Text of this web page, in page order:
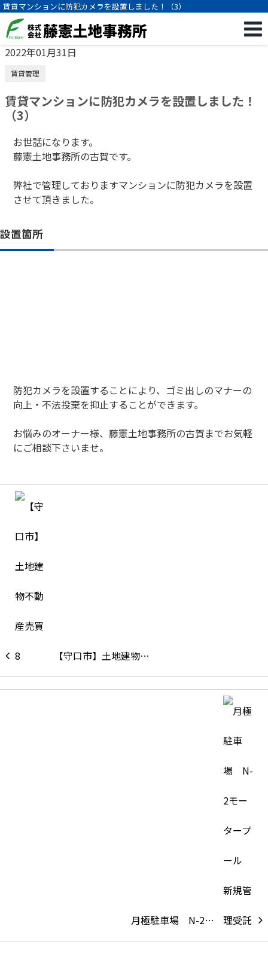
賃貸マンションに防犯カメラを設置しました！（3）
2022年01月31日
賃貸管理
賃貸マンションに防犯カメラを設置しました！
（3）
お世話になります。
藤憲土地事務所の古賀です。
弊社で管理しておりますマンションに防犯カメラを設置
させて頂きました。
設置箇所
防犯カメラを設置することにより、ゴミ出しのマナーの
向上・不法投棄を抑止することができます。
お悩みのオーナー様、藤憲土地事務所の古賀までお気軽
にご相談下さいませ。
【守口市】土地建物…
月極駐車場 N-2…